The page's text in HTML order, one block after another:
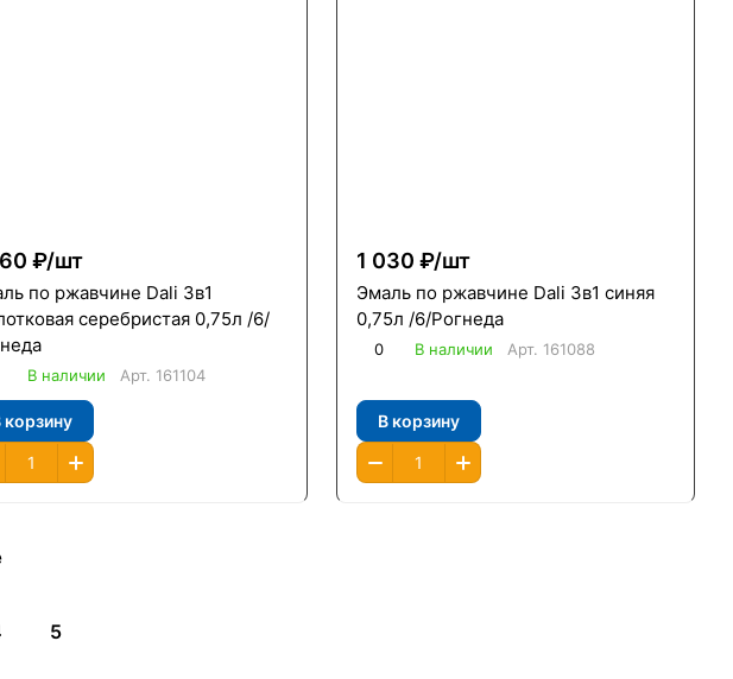
₽/шт
по ржавчине Dali 3в1
серебристая 0,75л /6/
В наличии Арт. 161104
корзину
1 030 ₽/шт
Эмаль по ржавчине Dali 3в1 синяя
0,75л /6/Рогнеда
0 В наличии Арт. 161088
В корзину
5